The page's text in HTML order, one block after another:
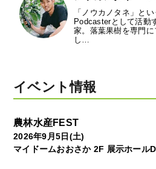
「ノウカノタネ」とい
Podcasterとして活動
家。落葉果樹を専門
し…
イベント情報
農林水産FEST
2026年9月5日(土)
マイドームおおさか 2F 展示ホールD